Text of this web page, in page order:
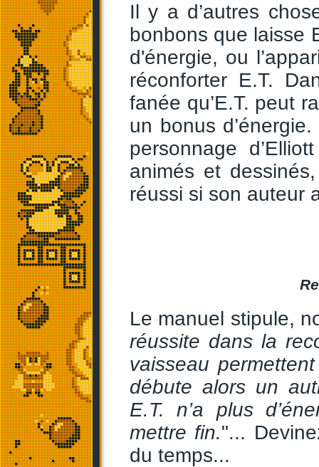
Il y a d’autres
bonbons que laisse
d'énergie, ou
réconforter E.T.
fanée qu’E.T. peut
un bonus
personnage
animés et
réussi si son auteur
Le manuel stipule,
réussite dans la
vaisseau
débute alors un
E.T. n’a plus
mettre fin."...
du temps...